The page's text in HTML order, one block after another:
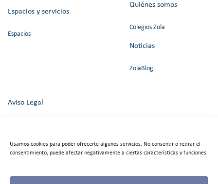
Usamos cookies para poder ofrecerte algunos servicios. No consentir o retirar el
consentimiento, puede afectar negativamente a ciertas características y funciones.
Espacios y servicios
Espacios
Quiénes somos
Colegios Zola
Noticias
ZolaBlog
Aviso Legal
Política de cookies